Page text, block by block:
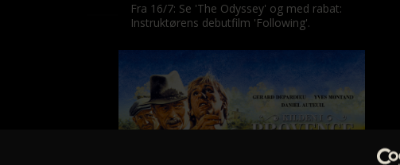
Fra 16/7: Se 'The Odyssey' og med rabat:
Instruktørens debutfilm 'Following'.